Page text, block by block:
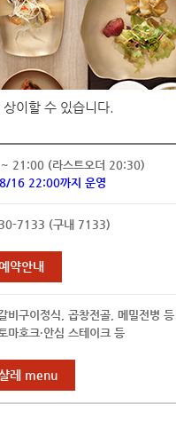
이할 수 있습니다.
21:00 (라스트오더 20:30)
16 22:00까지 운영
7133 (구내 7133)
약안내
비구이정식, 곱창전골, 메밀전병 등
마호크·안심 스테이크 등
레 menu